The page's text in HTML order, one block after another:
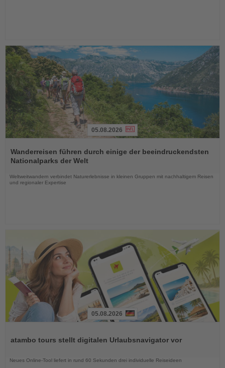
Sie
die
Nachrichten
05.08.2026
Wanderreisen führen durch einige der beeindruckendsten
Nationalparks der Welt
Weltweitwandern verbindet Naturerlebnisse in kleinen Gruppen mit nachhaltigem Reisen
und regionaler Expertise
die
05.08.2026
atambo tours stellt digitalen Urlaubsnavigator vor
Neues Online-Tool liefert in rund 60 Sekunden drei individuelle Reiseideen